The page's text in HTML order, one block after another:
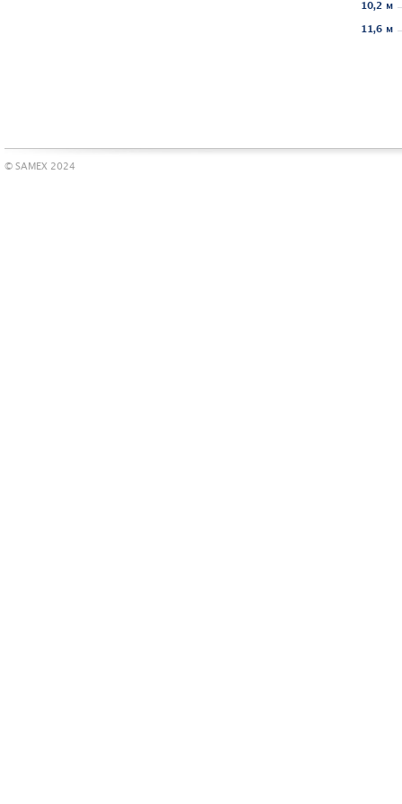
10,2 м
11,6 м
© SAMEX 2024